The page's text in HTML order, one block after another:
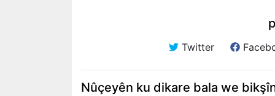
Twitter
Nûçeyên ku dikare bala we